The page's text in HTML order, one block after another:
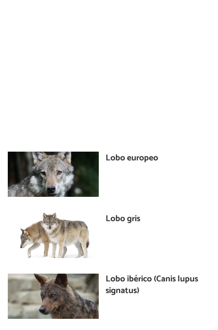
Lobo europeo
Lobo gris
Lobo ibérico (Canis lupus
signatus)